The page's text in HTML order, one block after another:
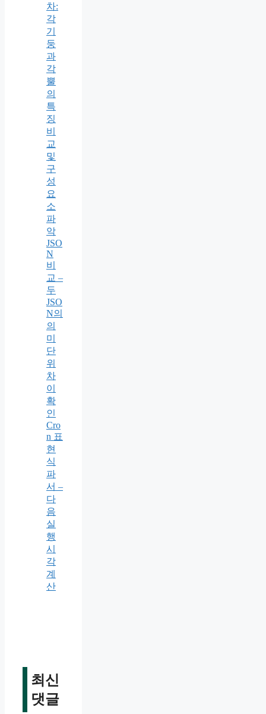
차:
각
기
둥
과
각
뿔
의
특
징
비
교
및
구
성
요
소
파
악
JSO
N
비
교 –
두
JSO
N의
의
미
단
위
차
이
확
인
Cro
n 표
현
식
파
서 –
다
음
실
행
시
각
계
산
최신
댓글